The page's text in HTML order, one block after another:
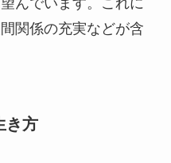
関係の充実などが含
き方